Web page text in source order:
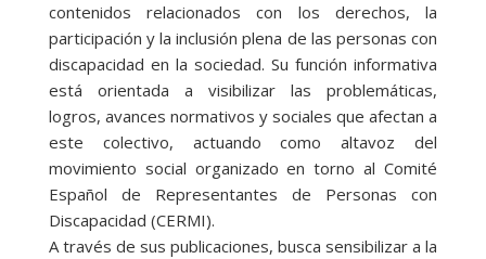
contenidos relacionados con los derechos, la
participación y la inclusión plena de las personas con
discapacidad en la sociedad. Su función informativa
está orientada a visibilizar las problemáticas,
logros, avances normativos y sociales que afectan a
este colectivo, actuando como altavoz del
movimiento social organizado en torno al Comité
Español de Representantes de Personas con
Discapacidad (CERMI).
A través de sus publicaciones, busca sensibilizar a la